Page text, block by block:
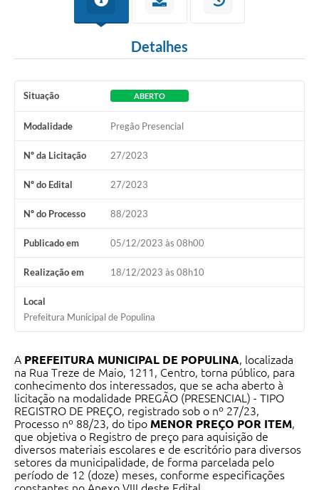
Detalhes
Situação ABERTO
Modalidade Pregão Presencial
Nº da Licitação 27/2023
Nº do Edital 27/2023
Nº do Processo 88/2023
Publicado em 05/12/2023 às 08h00
Realização em 18/12/2023 às 08h10
Local
Prefeitura Municipal de Populina
A PREFEITURA MUNICIPAL DE POPULINA, localizada
na Rua Treze de Maio, 1211, Centro, torna público, para
conhecimento dos interessados, que se acha aberto à
licitação na modalidade PREGÃO (PRESENCIAL) - TIPO
REGISTRO DE PREÇO, registrado sob o nº 27/23,
Processo nº 88/23, do tipo MENOR PREÇO POR ITEM,
que objetiva o Registro de preço para aquisição de
diversos materiais escolares e de escritório para diversos
setores da municipalidade, de forma parcelada pelo
período de 12 (doze) meses, conforme especificações